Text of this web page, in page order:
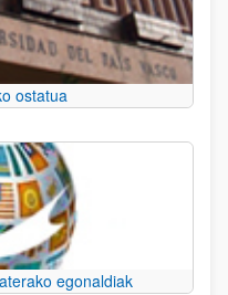
ostatua
egonaldiak